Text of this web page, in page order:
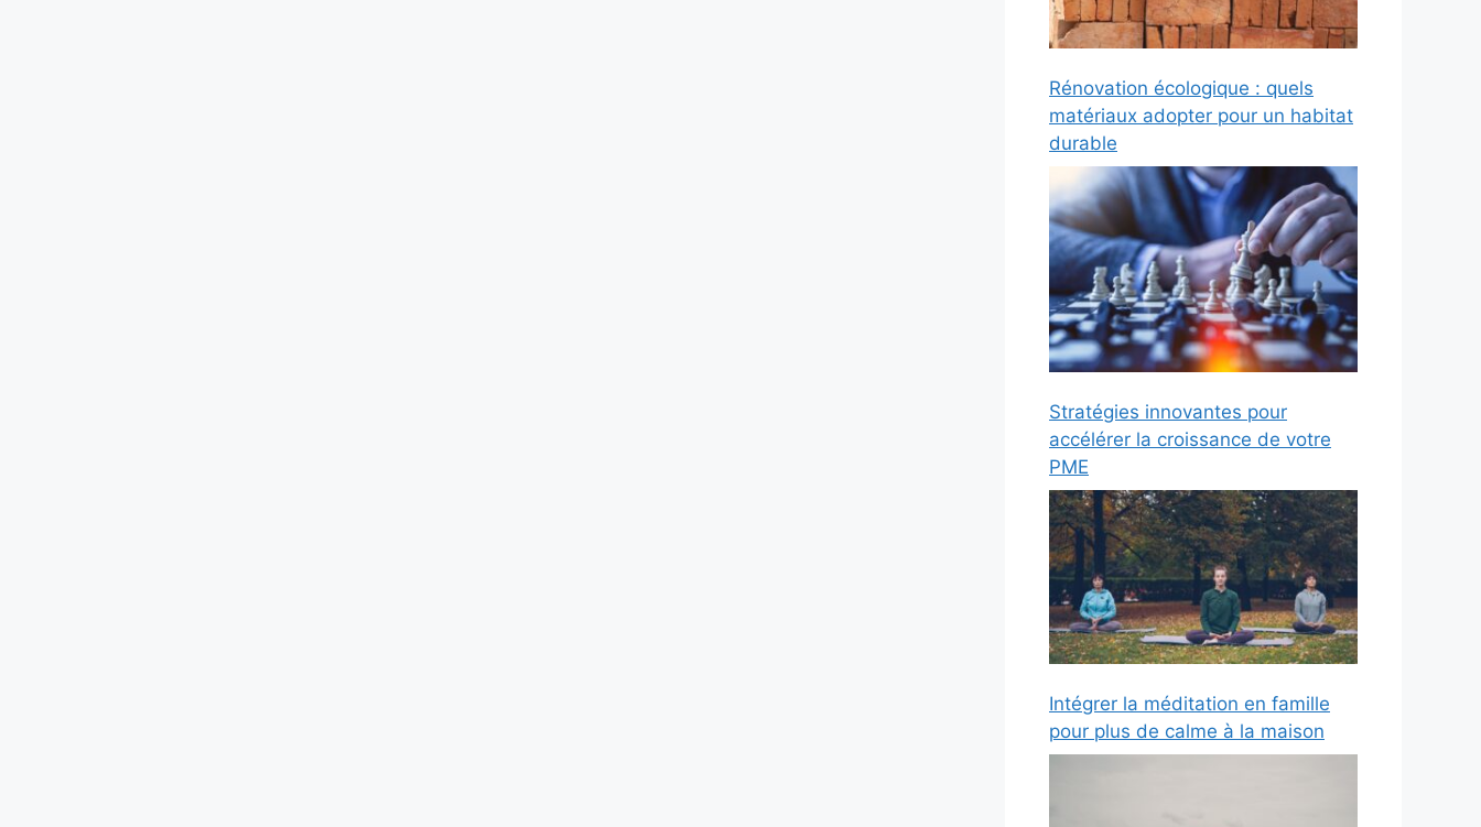
Rénovation écologique : quels
matériaux adopter pour un habitat
durable
Stratégies innovantes pour
accélérer la croissance de votre
PME
Intégrer la méditation en famille
pour plus de calme à la maison